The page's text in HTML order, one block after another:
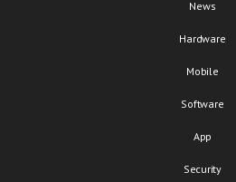
News
Hardware
Mobile
Software
App
Security